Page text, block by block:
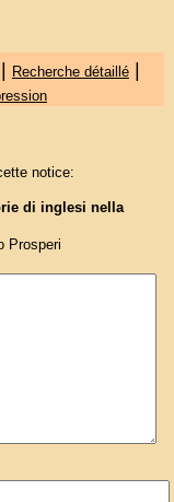
Recherche détaillé|
notice:
di inglesi nella
Prosperi